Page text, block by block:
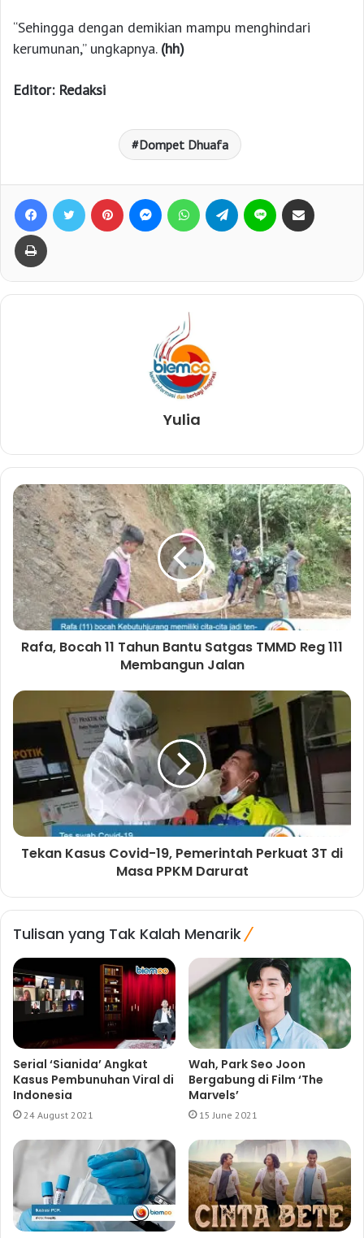
“Sehingga dengan demikian mampu menghindari
kerumunan,” ungkapnya. (hh)
Editor: Redaksi
Dompet Dhuafa
Yulia
Rafa, Bocah 11 Tahun Bantu Satgas TMMD Reg 111
Membangun Jalan
Tekan Kasus Covid-19, Pemerintah Perkuat 3T di
Masa PPKM Darurat
Tulisan yang Tak Kalah Menarik
Serial ‘Sianida’ Angkat
Kasus Pembunuhan Viral di
Indonesia
24 August 2021
Wah, Park Seo Joon
Bergabung di Film ‘The
Marvels’
15 June 2021